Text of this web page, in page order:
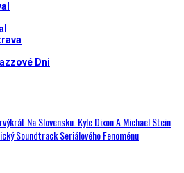
Dni
Na Slovensku. Kyle Dixon A Michael Stein
Soundtrack Seriálového Fenoménu